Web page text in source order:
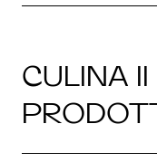
CULINA II